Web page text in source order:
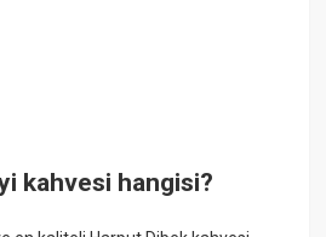
kahvesi hangisi?